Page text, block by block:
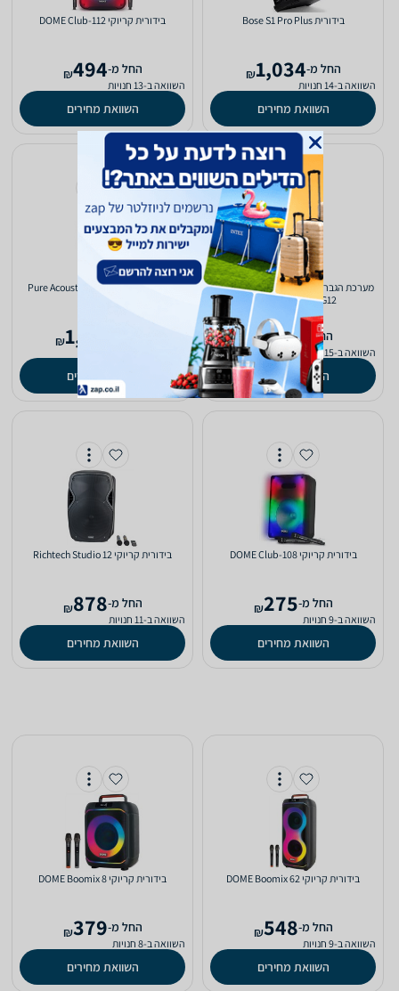
‏בידורית Bose S1 Pro Plus
‫החל מ-1,034
₪
השוואה ב-14 חנויות
השוואת מחירים
‏בידורית קריוקי DOME Club-112
‫החל מ-494
₪
השוואה ב-13 חנויות
השוואת מחירים
‏מערכת הגברה אישית Anker SoundCore
Rave Plus A3391G12
‫החל מ-739
₪
השוואה ב-15 חנויות
השוואת מחירים
‏בידורית קריוקי Pure Acoustics PMW-
1,360
₪
השוואת מחירים
‏בידורית קריוקי DOME Club-108
‫החל מ-275
₪
השוואה ב-9 חנויות
השוואת מחירים
‏בידורית קריוקי Richtech Studio 12
‫החל מ-878
₪
השוואה ב-11 חנויות
השוואת מחירים
‏בידורית קריוקי DOME Boomix 62
‫החל מ-548
₪
השוואה ב-9 חנויות
השוואת מחירים
‏בידורית קריוקי DOME Boomix 8
‫החל מ-379
₪
השוואה ב-8 חנויות
השוואת מחירים